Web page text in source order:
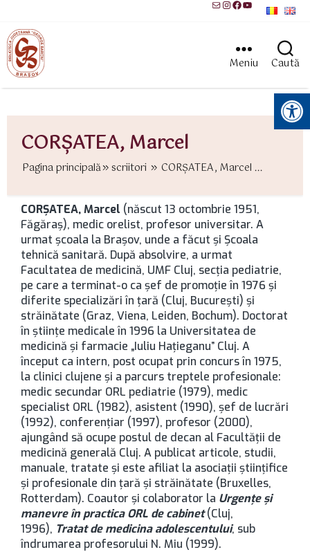
MailInstagram
Facebook
YouTube
Meniu Caută
Instrumente pentru accesibilitate
CORŞATEA, Marcel
Pagina principală scriitori CORŞATEA, Marcel ...
CORŞATEA, Marcel (născut 13 octombrie 1951,
Făgăraș), medic orelist, profesor universitar. A
urmat şcoala la Brașov, unde a făcut şi Şcoala
tehnică sanitară. După absolvire, a urmat
Facultatea de medicină, UMF Cluj, secţia pediatrie,
pe care a terminat-o ca şef de promoţie în 1976 şi
diferite specializări în ţară (Cluj, București) şi
străinătate (Graz, Viena, Leiden, Bochum). Doctorat
în ştiinţe medicale în 1996 la Universitatea de
medicină şi farmacie „Iuliu Haţieganu” Cluj. A
început ca intern, post ocupat prin concurs în 1975,
la clinici clujene şi a parcurs treptele profesionale:
medic secundar ORL pediatrie (1979), medic
specialist ORL (1982), asistent (1990), şef de lucrări
(1992), conferenţiar (1997), profesor (2000),
ajungând să ocupe postul de decan al Facultăţii de
medicină generală Cluj. A publicat articole, studii,
manuale, tratate şi este afiliat la asociaţii ştiinţifice
şi profesionale din ţară şi străinătate (Bruxelles,
Rotterdam). Coautor şi colaborator la Urgenţe şi
manevre în practica ORL de cabinet(Cluj,
1996), Tratat de medicina adolescentului, sub
îndrumarea profesorului N. Miu (1999).